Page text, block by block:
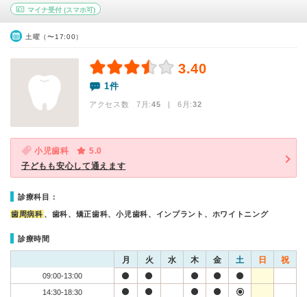
マイナ受付 (スマホ可)
土曜（〜17:00）
3.40
1件
アクセス数 7月:45 | 6月:32
小児歯科
5.0
子どもも安心して通えます
診療科目：
歯周病科 、歯科、矯正歯科、小児歯科、インプラント、ホワイトニング
診療時間
月 火 水 木 金 土 日 祝
09:00-13:00
14:30-18:30